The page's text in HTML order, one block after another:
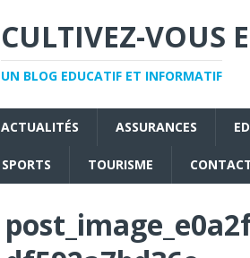
CULTIVEZ-VOUS
UN BLOG EDUCATIF ET INFORMATIF
ACTUALITÉS ASSURANCES
SPORTS TOURISME